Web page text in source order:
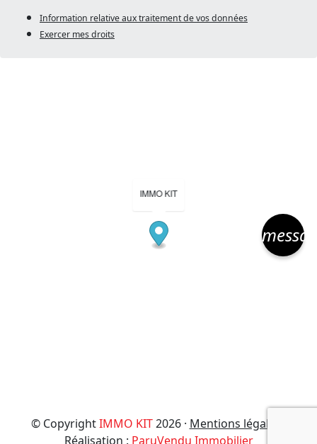
Information relative aux traitement de vos données
Exercer mes droits
IMMO KIT
© CopyrightIMMO KIT2026 · Mentions légales
Réalisation : ParuVendu Immobilier